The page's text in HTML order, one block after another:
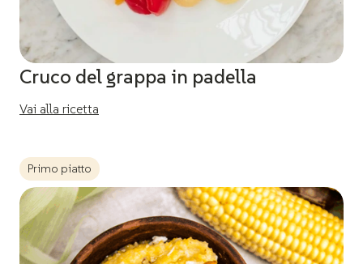
Cruco del grappa in padella
Vai alla ricetta
Primo piatto